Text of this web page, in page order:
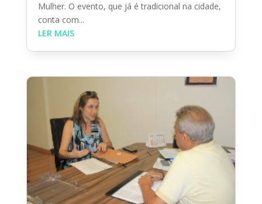
Mulher. O evento, que já é tradicional na cidade,
conta com...
LER MAIS